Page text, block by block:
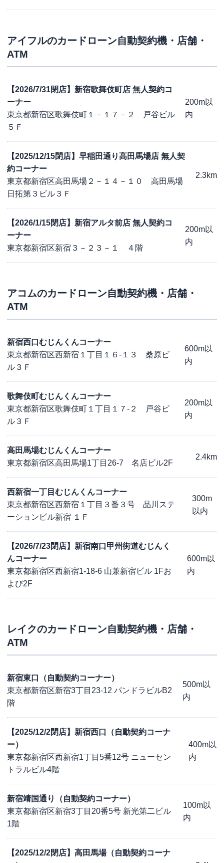
アイフルのカードローン自動契約機・店舗・
ATM
【2026/7/31閉店】新宿歌舞伎町店 無人契約コ
ーナー
東京都新宿区歌舞伎町１－１７－２ 戸谷ビル
５Ｆ
200m以
内
【2025/12/15閉店】早稲田通り高田馬場店 無人契
約コーナー
東京都新宿区高田馬場２－１４－１０ 高田馬場
日拓第３ビル３Ｆ
2.3km
【2026/1/15閉店】新宿アルタ前店 無人契約コ
ーナー
東京都新宿区新宿３－２３－１ ４階
200m以
内
アコムのカードローン自動契約機・店舗・
ATM
新宿西口むじんくんコーナー
東京都新宿区西新宿１丁目１６-１３ 桑原ビ
ル３Ｆ
600m以
内
歌舞伎町むじんくんコーナー
東京都新宿区歌舞伎町１丁目１７-２ 戸谷ビ
ル３Ｆ
200m以
内
高田馬場むじんくんコーナー
東京都新宿区高田馬場1丁目26-7 名店ビル2F
2.4km
西新宿一丁目むじんくんコーナー
東京都新宿区西新宿１丁目３番３号 品川ステ
ーションビル新宿 １Ｆ
300m
以内
【2026/7/23閉店】新宿南口甲州街道むじんく
んコーナー
東京都新宿区西新宿1-18-6 山兼新宿ビル 1Fお
よび2F
600m以
内
レイクのカードローン自動契約機・店舗・
ATM
新宿東口（自動契約コーナー）
東京都新宿区新宿3丁目23-12 パンドラビルB2
階
500m以
内
【2025/12/2閉店】新宿西口（自動契約コーナ
ー）
東京都新宿区西新宿1丁目5番12号 ニューセン
トラルビル4階
400m以
内
新宿靖国通り（自動契約コーナー）
東京都新宿区新宿3丁目20番5号 新光第二ビル
1階
100m以
内
【2025/12/2閉店】高田馬場（自動契約コーナ